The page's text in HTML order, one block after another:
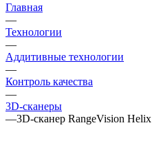
Главная
—
Технологии
—
Аддитивные технологии
—
Контроль качества
—
3D-сканеры
—3D-сканер RangeVision Helix